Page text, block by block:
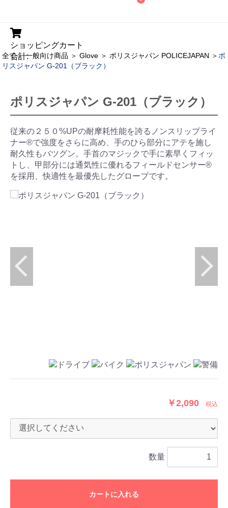
ショッピングカート
合計:
全て＞ 一般向け商品 ＞ Glove ＞ ポリスジャパン POLICEJAPAN ＞ ポ
リスジャパン G-201（ブラック）
ポリスジャパン G-201（ブラック）
従来の２５０%UPの耐摩耗性能を誇るノンスリップライ
ナー®で強度をさらに高め、手のひら部分にアテを施し
耐久性もバツグン。手首のマジックで手に素早くフィッ
トし、甲部分には通気性に優れるフィールドセンサー®
を採用、快適性を最優先したグローブです。
￥2,090 税込
数量
カートに入れる